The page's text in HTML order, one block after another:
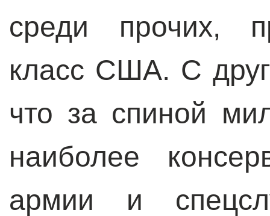
среди прочих,
класс США. С
что за спиной
наиболее
армии и